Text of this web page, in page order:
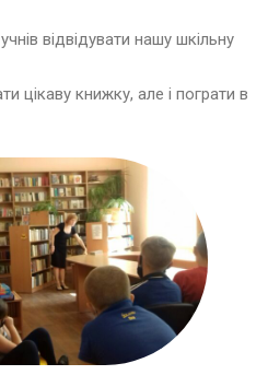
відвідувати нашу шкільну
цікаву книжку, але і пограти в